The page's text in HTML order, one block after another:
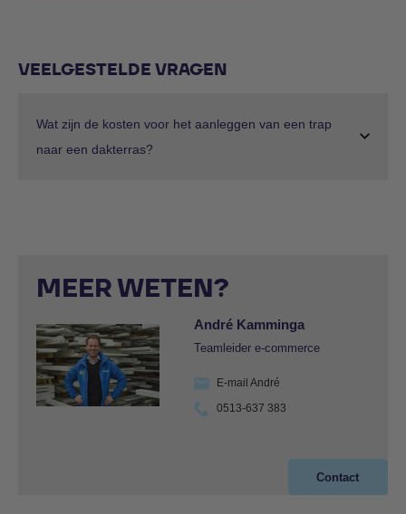
VEELGESTELDE VRAGEN
Wat zijn de kosten voor het aanleggen van een trap
naar een dakterras?
MEER WETEN?
André Kamminga
Teamleider e-commerce
E-mail André
0513-637 383
Contact